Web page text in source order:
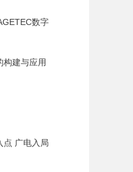
数字
构建与应用
点 广电入局